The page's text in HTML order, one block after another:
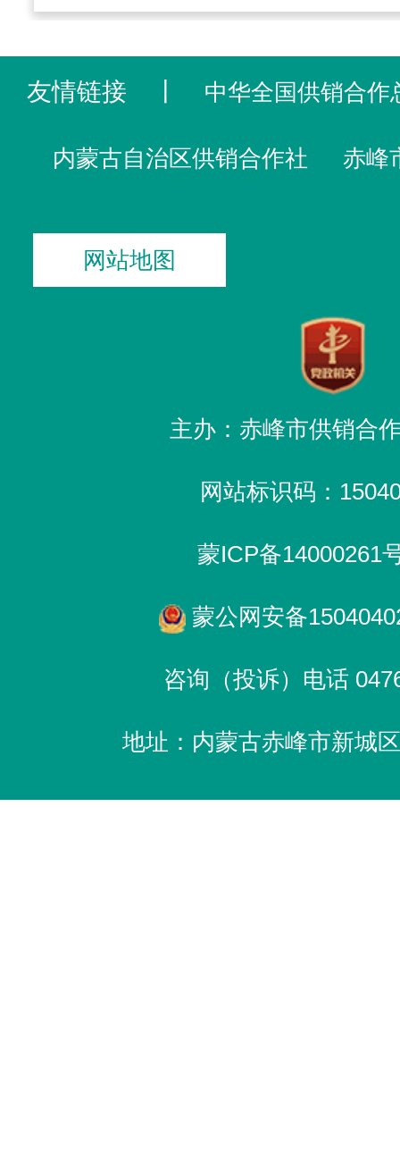
友情链接 中华全国供销合作
内蒙古自治区供销合作社 赤峰
网站地图
主办：赤峰市供销合
网站标识码：
蒙ICP备14000261
蒙公网安备
咨询（投诉）电话
地址：内蒙古赤峰市新城